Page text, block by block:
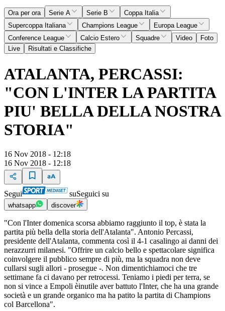
Ora per ora Serie A Serie B
Coppa Italia
Supercoppa Italiana
Champions League
Europa League
Conference League
Calcio Estero Squadre Video
Foto
Live
Risultati e Classifiche
ATALANTA, PERCASSI:
"CON L'INTER LA PARTITA
PIU' BELLA DELLA NOSTRA
STORIA"
16 Nov 2018 - 12:18
16 Nov 2018 - 12:18
Segui suSeguici su
whatsapp discover
"Con l'Inter domenica scorsa abbiamo raggiunto il top, è stata la
partita più bella della storia dell'Atalanta". Antonio Percassi,
presidente dell'Atalanta, commenta così il 4-1 casalingo ai danni dei
nerazzurri milanesi. "Offrire un calcio bello e spettacolare significa
coinvolgere il pubblico sempre di più, ma la squadra non deve
cullarsi sugli allori - prosegue -. Non dimentichiamoci che tre
settimane fa ci davano per retrocessi. Teniamo i piedi per terra, se
non si vince a Empoli èinutile aver battuto l'Inter, che ha una grande
società e un grande organico ma ha patito la partita di Champions
col Barcellona".